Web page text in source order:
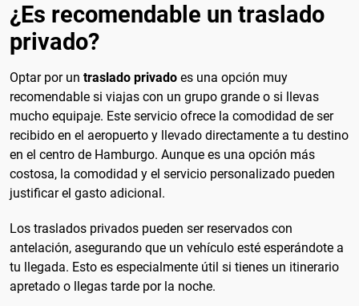
¿Es recomendable un traslado
privado?
Optar por un traslado privado es una opción muy
recomendable si viajas con un grupo grande o si llevas
mucho equipaje. Este servicio ofrece la comodidad de ser
recibido en el aeropuerto y llevado directamente a tu destino
en el centro de Hamburgo. Aunque es una opción más
costosa, la comodidad y el servicio personalizado pueden
justificar el gasto adicional.
Los traslados privados pueden ser reservados con
antelación, asegurando que un vehículo esté esperándote a
tu llegada. Esto es especialmente útil si tienes un itinerario
apretado o llegas tarde por la noche.